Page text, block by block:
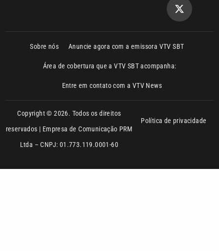
Anuncie agora com a emissora VTV SBT
Copyright © 2026. Todos os direitos